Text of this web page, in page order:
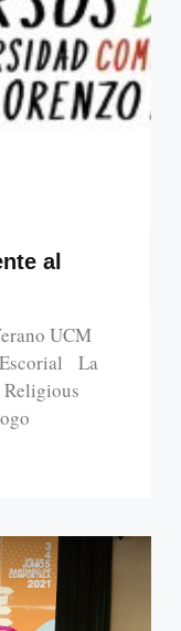
al
UCM
Escorial La